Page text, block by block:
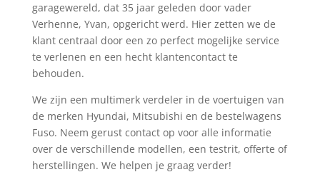
garagewereld, dat 35 jaar geleden door vader
Verhenne, Yvan, opgericht werd. Hier zetten we de
klant centraal door een zo perfect mogelijke service
te verlenen en een hecht klantencontact te
behouden.
We zijn een multimerk verdeler in de voertuigen van
de merken Hyundai, Mitsubishi en de bestelwagens
Fuso. Neem gerust contact op voor alle informatie
over de verschillende modellen, een testrit, offerte of
herstellingen. We helpen je graag verder!